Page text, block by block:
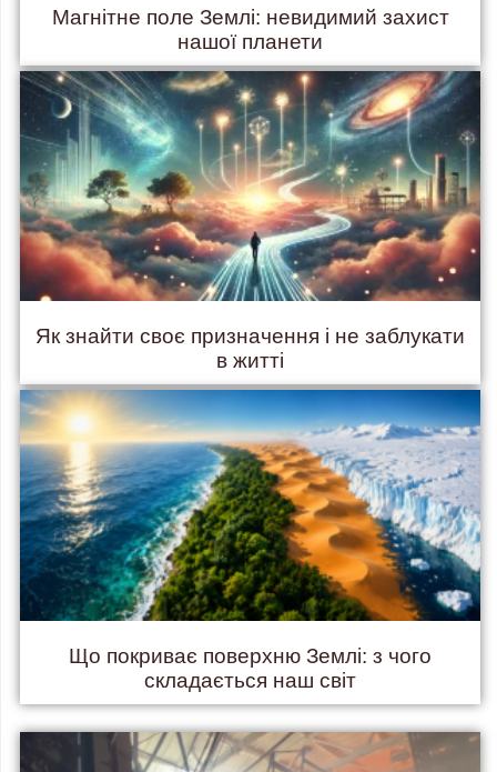
Магнітне поле Землі: невидимий захист
нашої планети
Як знайти своє призначення і не заблукати
в житті
Що покриває поверхню Землі: з чого
складається наш світ